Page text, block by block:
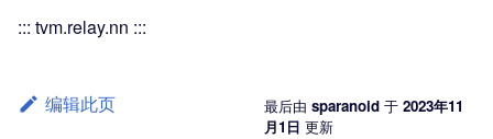
::: tvm.relay.nn :::
编辑此页 最后由 sparanoid 于 2023年11
月1日 更新